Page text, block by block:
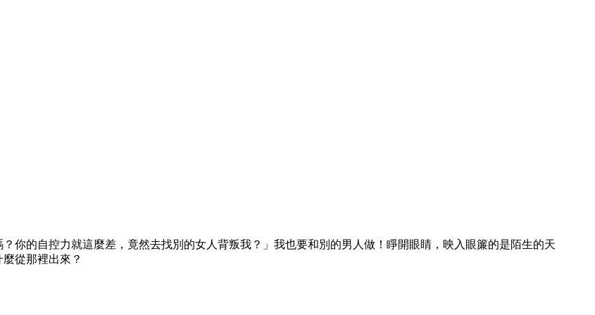
的自控力就這麼差，竟然去找別的女人背叛我？」我也要和別的男人做！睜開眼睛，映入眼簾的是陌生的天
從那裡出來？